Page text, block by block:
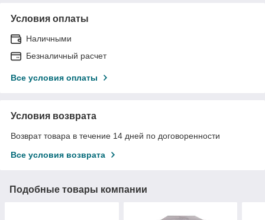
Условия оплаты
Наличными
Безналичный расчет
Все условия оплаты
Условия возврата
Возврат товара в течение 14 дней по договоренности
Все условия возврата
Подобные товары компании